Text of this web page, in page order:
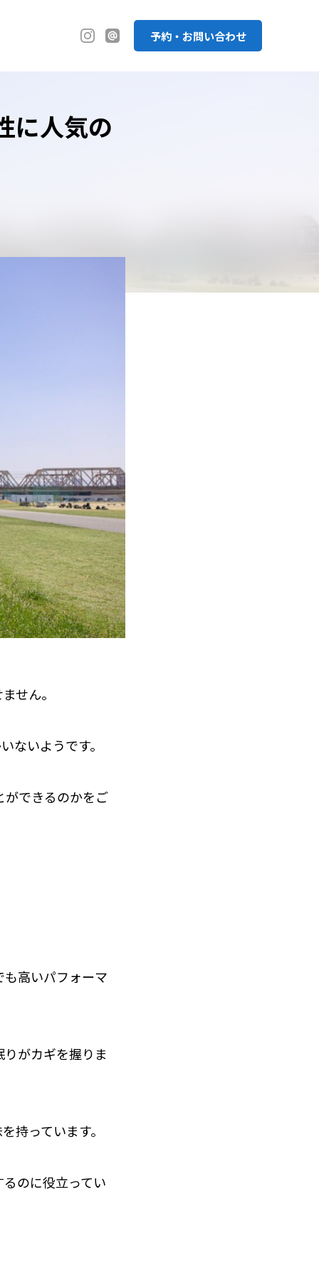
予約・お問い合わせ
に人気の
せん。
ないようです。
ができるのかをご
高いパフォーマ
がカギを握りま
持っています。
のに役立ってい